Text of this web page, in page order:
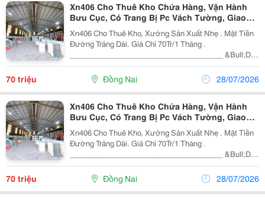
Xn406 Cho Thuê Kho Chứa Hàng, Vận Hành
Bưu Cục, Có Trang Bị Pc Vách Tường, Giao
Liền
Xn406 Cho Thuê Kho, Xưởng Sản Xuất Nhẹ . Mặt Tiền
Đường Trảng Dài. Giá Chỉ 70Tr/1 Tháng .
_____________________________________ &Bull;Dện
Tích Xưởng: 2000M2 &Bull;Thich Hợp Làm Kho Hàng
Sản Xuất Nhẹ, Không Ô Nhiễm. &Bull;Điện 3Fa . Hệ
Thống...
70 triệu Đồng Nai 28/07/2026
Xn406 Cho Thuê Kho Chứa Hàng, Vận Hành
Bưu Cục, Có Trang Bị Pc Vách Tường, Giao
Liền
Xn406 Cho Thuê Kho, Xưởng Sản Xuất Nhẹ . Mặt Tiền
Đường Trảng Dài. Giá Chỉ 70Tr/1 Tháng .
_____________________________________ &Bull;Dện
Tích Xưởng: 2000M2 &Bull;Thich Hợp Làm Kho Hàng
Sản Xuất Nhẹ, Không Ô Nhiễm. &Bull;Điện 3Fa . Hệ
Thống...
70 triệu Đồng Nai 28/07/2026